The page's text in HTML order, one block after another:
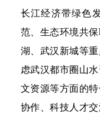
长江经济带绿色
范、生态环境共
湖、武汉新城等
虑武汉都市圈山
文资源等方面的
协作、科技人才